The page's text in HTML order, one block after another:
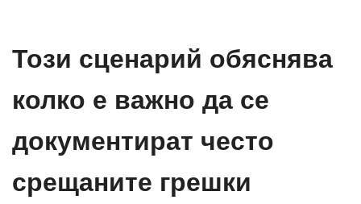
Този сценарий обяснява
колко е важно да се
документират често
срещаните грешки